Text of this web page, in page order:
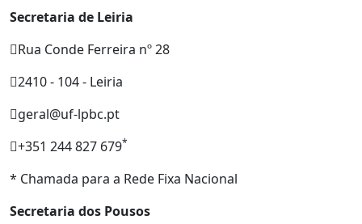
Secretaria de Leiria
Rua Conde Ferreira nº 28
2410 - 104 - Leiria
geral@uf-lpbc.pt
+351 244 827 679*
* Chamada para a Rede Fixa Nacional
Secretaria dos Pousos